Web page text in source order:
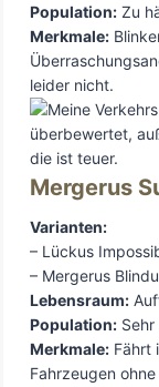
Population: Zu
Merkmale:
leider nicht.
Mergerus
Varianten:
– Lückus
– Mergerus
Lebensraum:
Population:
Merkmale: Fährt
Fahrzeugen